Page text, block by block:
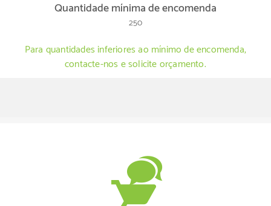
Quantidade mínima de encomenda
250
Para quantidades inferiores ao mínimo de encomenda,
contacte-nos e solicite orçamento.